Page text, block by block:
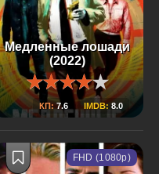
Медленные лошади
(2022)
КП: 7.6 IMDB: 8.0
FHD (1080p)